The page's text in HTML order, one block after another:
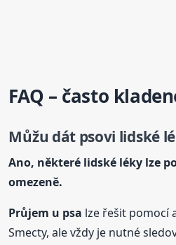
FAQ – často
Můžu dát psovi lidské
Ano, některé lidské léky lze
omezeně.
Průjem u psa lze řešit pomocí
Smecty, ale vždy je nutné